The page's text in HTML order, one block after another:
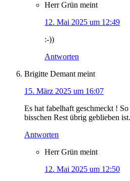
Herr Grün meint
12. Mai 2025 um 12:49
:-))
Antworten
Brigitte Demant meint
15. März 2025 um 16:07
Es hat fabelhaft geschmeckt !
bisschen Rest übrig geblieben
Antworten
Herr Grün meint
12. Mai 2025 um 12:50